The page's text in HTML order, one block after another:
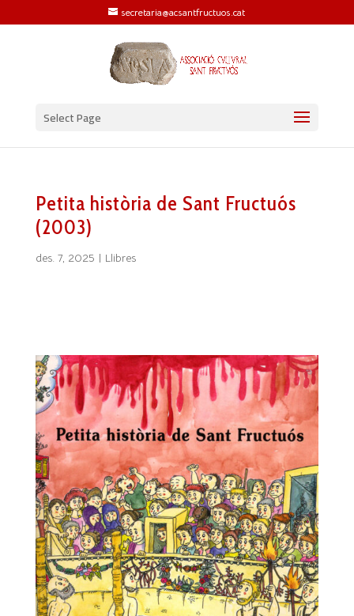
secretaria@acsantfructuos.cat
Select Page
Petita història de Sant Fructuós
(2003)
des. 7, 2025 | Llibres